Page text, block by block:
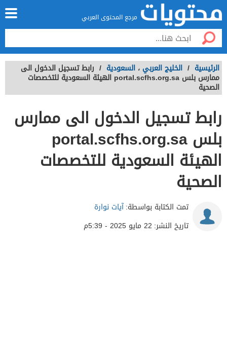
مرجع المحتوى العربي
الرئيسية / الخليج العربي ، السعودية / رابط تسجيل الدخول الى
ممارس بلس portal.scfhs.org.sa الهيئة السعودية للتخصصات
الصحية
رابط تسجيل الدخول الى ممارس
بلس portal.scfhs.org.sa
الهيئة السعودية للتخصصات
الصحية
تمت الكتابة بواسطة:آيات نوارة
تاريخ النشر: 22 مايو 2025 - 5:39م